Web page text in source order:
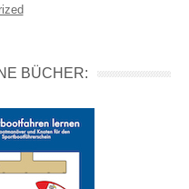
BÜCHER: